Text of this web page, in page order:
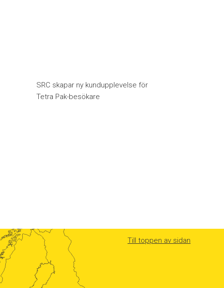
SRC skapar ny kundupplevelse för
Tetra Pak-besökare
Till toppen av sidan